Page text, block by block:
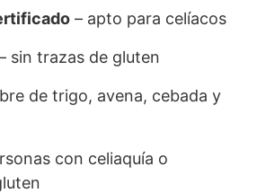
– apto para celíacos
sin trazas de gluten
de trigo, avena, cebada y
con celiaquía o